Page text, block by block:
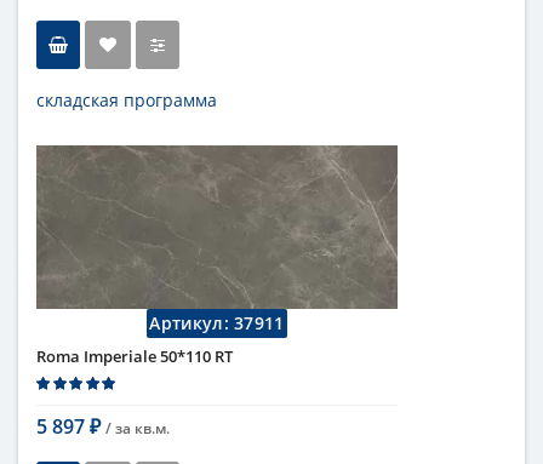
складская программа
Длина
110 см
Высота
50 см
светлый
Италия
Поверхность
матовая
Коллекция
Fap Ceramiche
Артикул:37911
Roma Imperiale 50*110 RT
5 897 ₽ / за кв.м.